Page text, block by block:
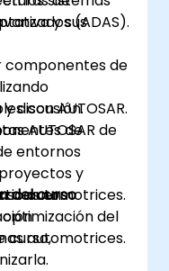
(ADAS).
y sus
componentes de
con AUTOSAR.
de
entornos
en
del
automotrices.
discusión.
AUTOSAR de
y
automotrices.
del curso
curso,